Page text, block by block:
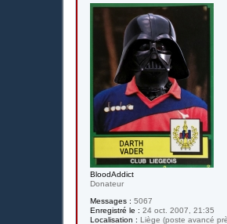
BloodAddict
Donateur
Messages : 5067
Enregistré le : 24 oct. 2007, 21:35
Localisation : Liège (poste avancé